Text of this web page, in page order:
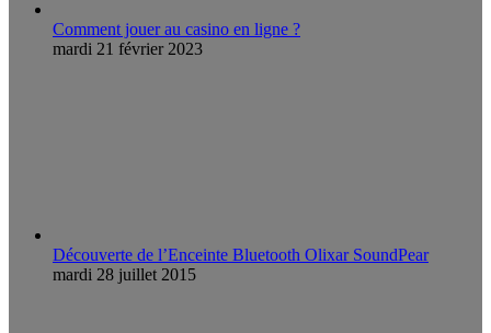
Comment jouer au casino en ligne ?
mardi 21 février 2023
Découverte de l’Enceinte Bluetooth Olixar SoundPear
mardi 28 juillet 2015